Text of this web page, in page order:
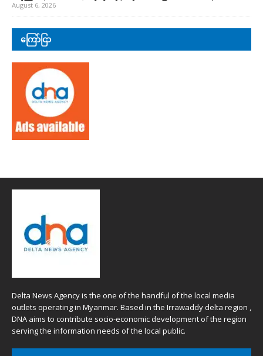
August 6, 2026
ကြော်ငြာ
Delta News Agency is the one of the handful of the local media
outlets operating in Myanmar. Based in the Irrawaddy delta region ,
DNA aims to contribute socio-economic development of the region
serving the information needs of the local public.